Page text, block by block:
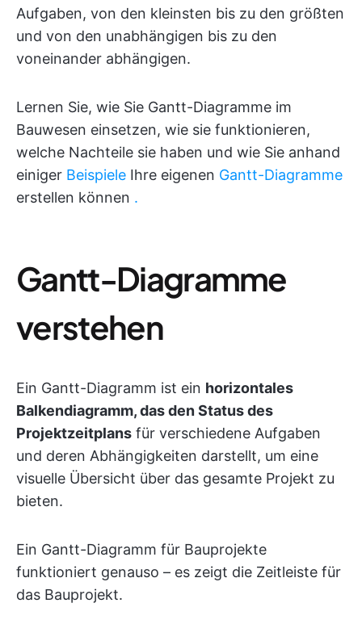
Aufgaben, von den kleinsten bis zu den größten
und von den unabhängigen bis zu den
voneinander abhängigen.
Lernen Sie, wie Sie Gantt-Diagramme im
Bauwesen einsetzen, wie sie funktionieren,
welche Nachteile sie haben und wie Sie anhand
einiger Beispiele Ihre eigenen Gantt-Diagramme
erstellen können .
Gantt-Diagramme
verstehen
Ein Gantt-Diagramm ist ein horizontales
Balkendiagramm, das den Status des
Projektzeitplans für verschiedene Aufgaben
und deren Abhängigkeiten darstellt, um eine
visuelle Übersicht über das gesamte Projekt zu
bieten.
Ein Gantt-Diagramm für Bauprojekte
funktioniert genauso – es zeigt die Zeitleiste für
das Bauprojekt.